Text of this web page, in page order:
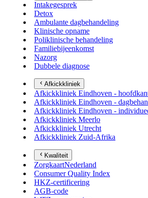
Intakegesprek
Detox
Ambulante dagbehandeling
Klinische opname
Poliklinische behandeling
Familiebijeenkomst
Nazorg
Dubbele diagnose
Afkickkliniek
Afkickkliniek Eindhoven -
Afkickkliniek Eindhoven -
Afkickkliniek Eindhoven -
Afkickkliniek Meerlo
Afkickkliniek Utrecht
Afkickkliniek Zuid-Afrika
Kwaliteit
ZorgkaartNederland
Consumer Quality Index
HKZ-certificering
AGB-code